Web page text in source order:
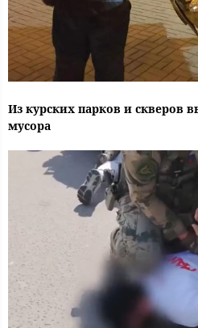
Из курских парков и скверов
мусора